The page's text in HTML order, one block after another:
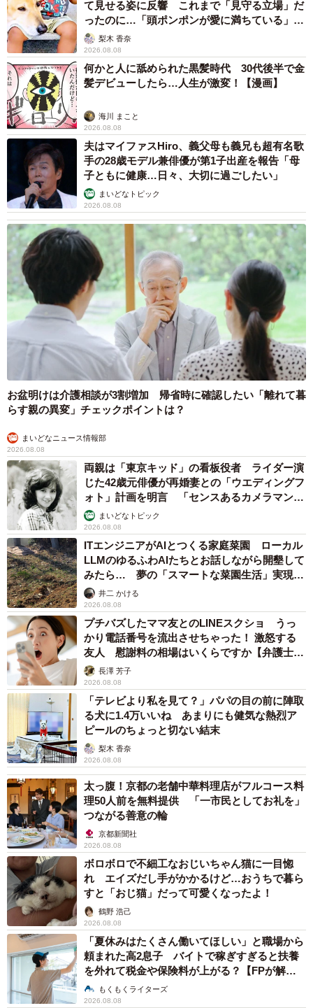
て見せる姿に反響 これまで「見守る立場」だ
ったのに…「頭ポンポンが愛に満ちている」
「尊…」
梨木 香奈
2026.08.08
何かと人に舐められた黒髪時代 30代後半で金
髪デビューしたら…人生が激変！【漫画】
海川 まこと
2026.08.08
夫はマイファスHiro、義父母も義兄も超有名歌
手の28歳モデル兼俳優が第1子出産を報告「母
子ともに健康…日々、大切に過ごしたい」
まいどなトピック
2026.08.08
お盆明けは介護相談が3割増加 帰省時に確認したい「離れて暮
らす親の異変」チェックポイントは？
まいどなニュース情報部
2026.08.08
両親は「東京キッド」の看板役者 ライダー演
じた42歳元俳優が再婚妻との「ウエディングフ
ォト」計画を明言 「センスあるカメラマン求
む」まいどなトピック
2026.08.08
ITエンジニアがAIとつくる家庭菜園 ローカル
LLMのゆるふわAIたちとお話しながら開墾して
みたら… 夢の「スマートな菜園生活」実現な
るか井二 かける
2026.08.08
プチバズしたママ友とのLINEスクショ うっ
かり電話番号を流出させちゃった！ 激怒する
友人 慰謝料の相場はいくらですか【弁護士が
解説】長澤 芳子
2026.08.08
「テレビより私を見て？」パパの目の前に陣取
る犬に1.4万いいね あまりにも健気な熱烈ア
ピールのちょっと切ない結末
梨木 香奈
2026.08.08
太っ腹！京都の老舗中華料理店がフルコース料
理50人前を無料提供 「一市民としてお礼を」
つながる善意の輪
京都新聞社
2026.08.08
ボロボロで不細工なおじいちゃん猫に一目惚
れ エイズだし手がかかるけど…おうちで暮ら
すと「おじ猫」だって可愛くなったよ！
鶴野 浩己
2026.08.08
「夏休みはたくさん働いてほしい」と職場から
頼まれた高2息子 バイトで稼ぎすぎると扶養
を外れて税金や保険料が上がる？【FPが解
説】もくもくライターズ
2026.08.08